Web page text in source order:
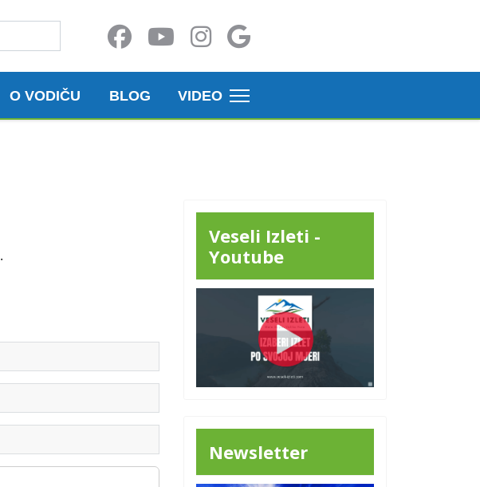
O VODIČU BLOG VIDEO
.
Veseli Izleti -
Youtube
Newsletter